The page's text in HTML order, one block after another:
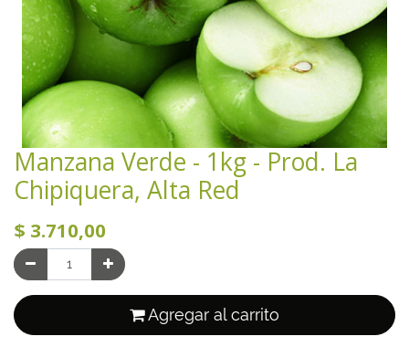
Manzana Verde - 1kg - Prod. La
Chipiquera, Alta Red
$ 3.710,00
Agregar al carrito